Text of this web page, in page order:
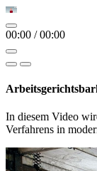
00:00 /00:00
In diesem Video
Verfahrens in